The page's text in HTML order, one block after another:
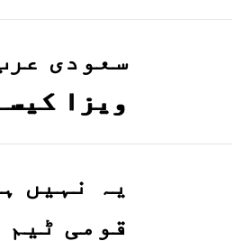
تصاویر
گئیں
سعودی
ویزا
جاسکتا
یہ نہیں
قومی ٹیم